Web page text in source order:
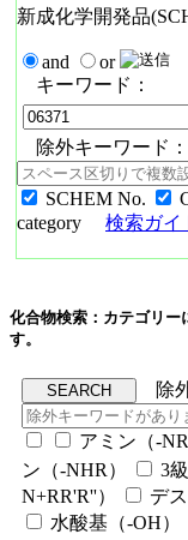
新成化学開発品
and
or
キーワード：
除外キーワード：
SCHEM No.
category
検索ガイ
化合物検索：カテゴリー
す。
除
アミン（-
ン（-NHR）
3
N+RR'R''）
デ
水酸基（-OH）